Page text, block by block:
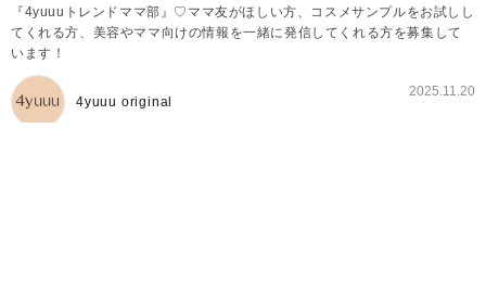
『4yuuuトレンドママ部』♡ママ友がほしい方、コスメサンプルをお試しし
てくれる方、美容やママ向けの情報を一緒に発信してくれる方を募集して
います！
4yuuu original
2025.11.20